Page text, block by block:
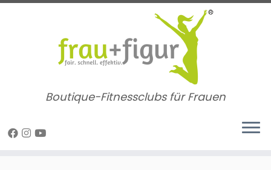
Zum
Boutique-Fitnessclubs für Frauen